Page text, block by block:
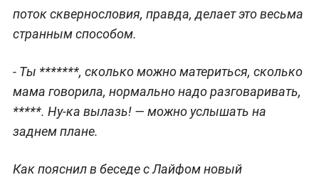
поток сквернословия, правда, делает это весьма
странным способом.
- Ты *******, сколько можно материться, сколько
мама говорила, нормально надо разговаривать,
*****. Ну-ка вылазь! — можно услышать на
заднем плане.
Как пояснил в беседе с Лайфом новый